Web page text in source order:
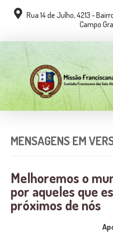
Rua 14 de Julho, 4213 -
Campo
MENSAGENS EM
Melhoremos o
por aqueles que
próximos de nós